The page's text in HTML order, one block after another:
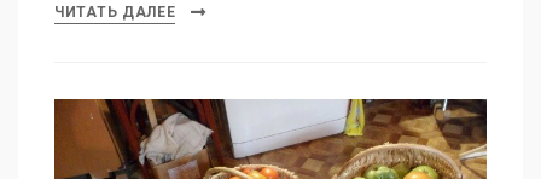
ЧИТАТЬ ДАЛЕЕ